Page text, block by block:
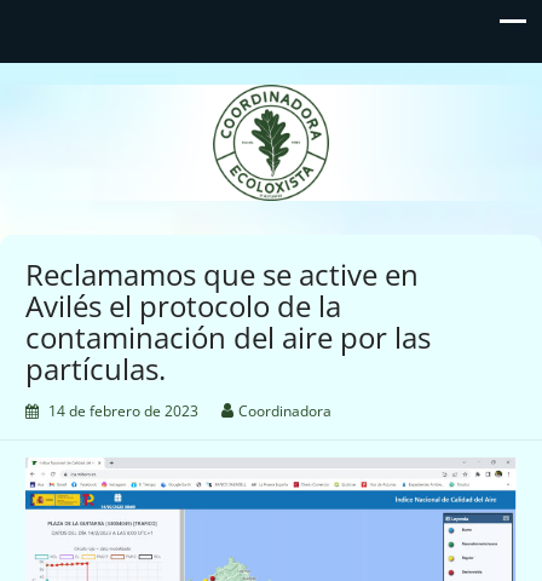
Coordinadora Ecoloxista
d'Asturies
Reclamamos que se active en
Avilés el protocolo de la
contaminación del aire por las
partículas.
14 de febrero de 2023 Coordinadora